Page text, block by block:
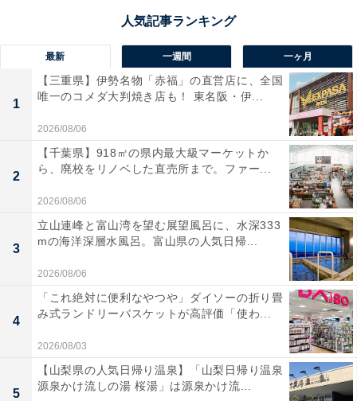
最新 一週間 一ヶ月
1
【三重県】伊勢名物「赤福」の直営店に、全国
唯一のコメダ大判焼き店も！ 東名阪・伊...
2026/08/06
2
【千葉県】918㎡の県内最大級マーケットか
ら、廃校をリノベした直売所まで。ファー...
2026/08/06
3
立山連峰と富山湾を望む展望風呂に、水深333
mの海洋深層水風呂。富山県の人気日帰...
2026/08/06
4
「これ絶対に便利なやつや」ダイソーの折り畳
み式ランドリーバスケットが高評価「使わ...
2026/08/03
5
【山梨県の人気日帰り温泉】「山梨日帰り温泉
源泉かけ流しの湯 桜湯」は源泉かけ流...